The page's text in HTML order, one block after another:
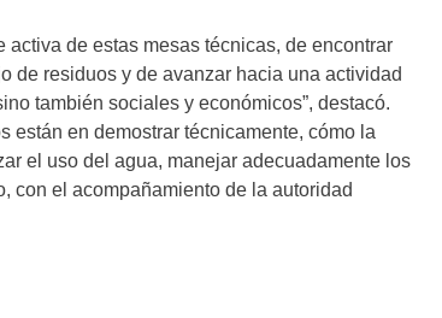
activa de estas mesas técnicas, de encontrar
de residuos y de avanzar hacia una actividad
también sociales y económicos”, destacó.
están en demostrar técnicamente, cómo la
el uso del agua, manejar adecuadamente los
con el acompañamiento de la autoridad